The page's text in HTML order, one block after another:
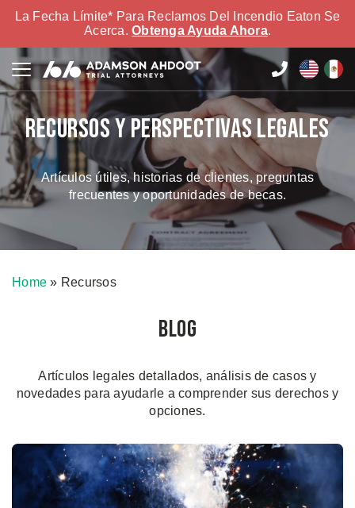
La Fecha Límite* Para Reclamos Del Incendio Eaton Se
Acerca. Obtenga Ayuda Ahora.
Recursos y perspectivas legales
Artículos útiles, historias de clientes, preguntas
frecuentes y oportunidades de becas.
Home » Recursos
Blog
Artículos legales detallados, análisis de casos y
novedades para ayudarle a comprender sus derechos y
opciones.